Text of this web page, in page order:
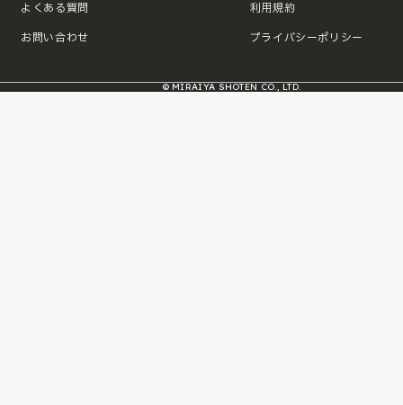
よくある質問
お問い合わせ
利用規約
プライバシーポリシー
© MIRAIYA SHOTEN CO., LTD.